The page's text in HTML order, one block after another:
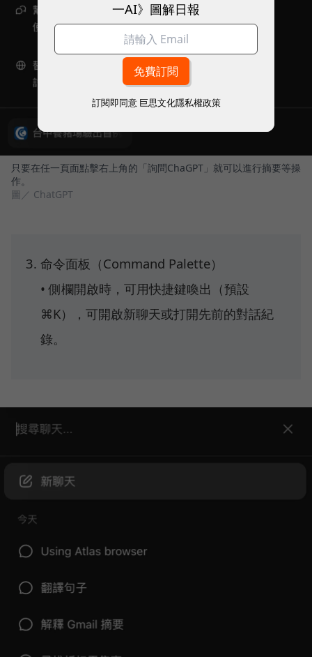
只要在任一頁面點擊右上角的「詢問ChaGPT」就可以進行摘要等操
作。
圖／ ChatGPT
命令面板（Command Palette）
• 側欄開啟時，可用快捷鍵喚出（預設
⌘K），可開啟新聊天或打開先前的對話紀
錄。
一AI》圖解日報
訂閱即同意 巨思文化隱私權政策